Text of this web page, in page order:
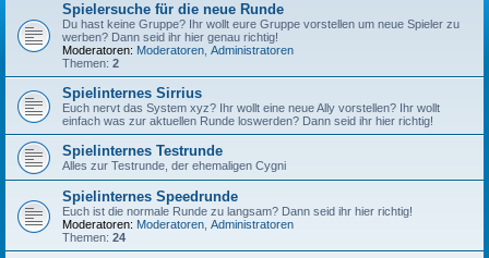
Spielersuche für die neue Runde
Du hast keine Gruppe? Ihr wollt eure Gruppe vorstellen um neue Spieler zu
werben? Dann seid ihr hier genau richtig!
Moderatoren: Moderatoren Administratoren
Themen: 2
Spielinternes Sirrius
Euch nervt das System xyz? Ihr wollt eine neue Ally vorstellen? Ihr wollt
einfach was zur aktuellen Runde loswerden? Dann seid ihr hier richtig!
Spielinternes Testrunde
Alles zur Testrunde, der ehemaligen Cygni
Spielinternes Speedrunde
Euch ist die normale Runde zu langsam? Dann seid ihr hier richtig!
Moderatoren: Moderatoren Administratoren
Themen: 24